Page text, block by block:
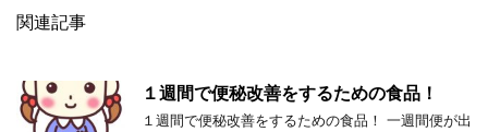
関連記事
１週間で便秘改善をするための食品！
１週間で便秘改善をするための食品！ 一週間便が出